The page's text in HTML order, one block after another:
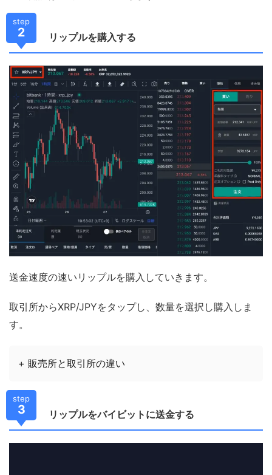
step
2 リップルを購入する
送金速度の速いリップルを購入していきます。
取引所からXRP/JPYをタップし、数量を選択し購入しま
す。
+ 販売所と取引所の違い
step
3 リップルをバイビットに送金する